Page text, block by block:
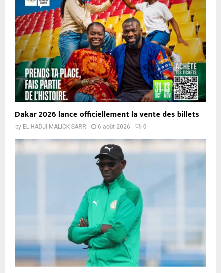
Dakar 2026 lance officiellement la vente des billets
by EL HADJI MALICK SARR 6 août 2026 0